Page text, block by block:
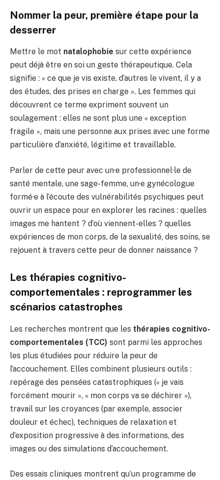
Nommer la peur, première étape pour la
desserrer
Mettre le mot natalophobie sur cette expérience
peut déjà être en soi un geste thérapeutique. Cela
signifie : « ce que je vis existe, d’autres le vivent, il y a
des études, des prises en charge ». Les femmes qui
découvrent ce terme expriment souvent un
soulagement : elles ne sont plus une « exception
fragile », mais une personne aux prises avec une forme
particulière d’anxiété, légitime et travaillable.
Parler de cette peur avec un·e professionnel·le de
santé mentale, une sage-femme, un·e gynécologue
formé·e à l’écoute des vulnérabilités psychiques peut
ouvrir un espace pour en explorer les racines : quelles
images me hantent ? d’où viennent-elles ? quelles
expériences de mon corps, de la sexualité, des soins, se
rejouent à travers cette peur de donner naissance ?
Les thérapies cognitivo-
comportementales : reprogrammer les
scénarios catastrophes
Les recherches montrent que les thérapies cognitivo-
comportementales (TCC) sont parmi les approches
les plus étudiées pour réduire la peur de
l’accouchement. Elles combinent plusieurs outils :
repérage des pensées catastrophiques (« je vais
forcément mourir », « mon corps va se déchirer »),
travail sur les croyances (par exemple, associer
douleur et échec), techniques de relaxation et
d’exposition progressive à des informations, des
images ou des simulations d’accouchement.
Des essais cliniques montrent qu’un programme de